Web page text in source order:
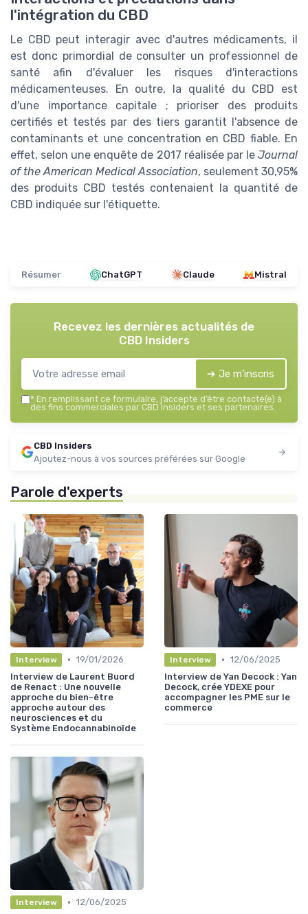
l'intégration du CBD
Le CBD peut interagir avec d'autres médicaments, il
est donc primordial de consulter un professionnel de
santé afin d'évaluer les risques d'interactions
médicamenteuses. En outre, la qualité du CBD est
d'une importance capitale ; prioriser des produits
certifiés et testés par des tiers garantit l'absence de
contaminants et une concentration en CBD fiable. En
effet, selon une enquête de 2017 réalisée par le Journal
of the American Medical Association, seulement 30,95%
des produits CBD testés contenaient la quantité de
CBD indiquée sur l'étiquette.
Résumer ChatGPT Claude Mistral
Recevez les dernières actualités de
CBD Insiders
➔ Je m'inscris
* En remplissant ce formulaire, j’accepte d’être contacté(e) à
des fins commerciales par CBD Insiders et ses partenaires.
CBD Insiders
Ajoutez-nous à vos sources préférées sur Google
Parole d'experts
Interview • 19/01/2026
Interview de Laurent Buord
de Renact : Une nouvelle
approche du bien-être
approche autour des
neurosciences et du
Système Endocannabinoïde
Interview • 12/06/2025
Interview de Yan Decock : Yan
Decock, crée YDEXE pour
accompagner les PME sur le
commerce
Interview • 12/06/2025